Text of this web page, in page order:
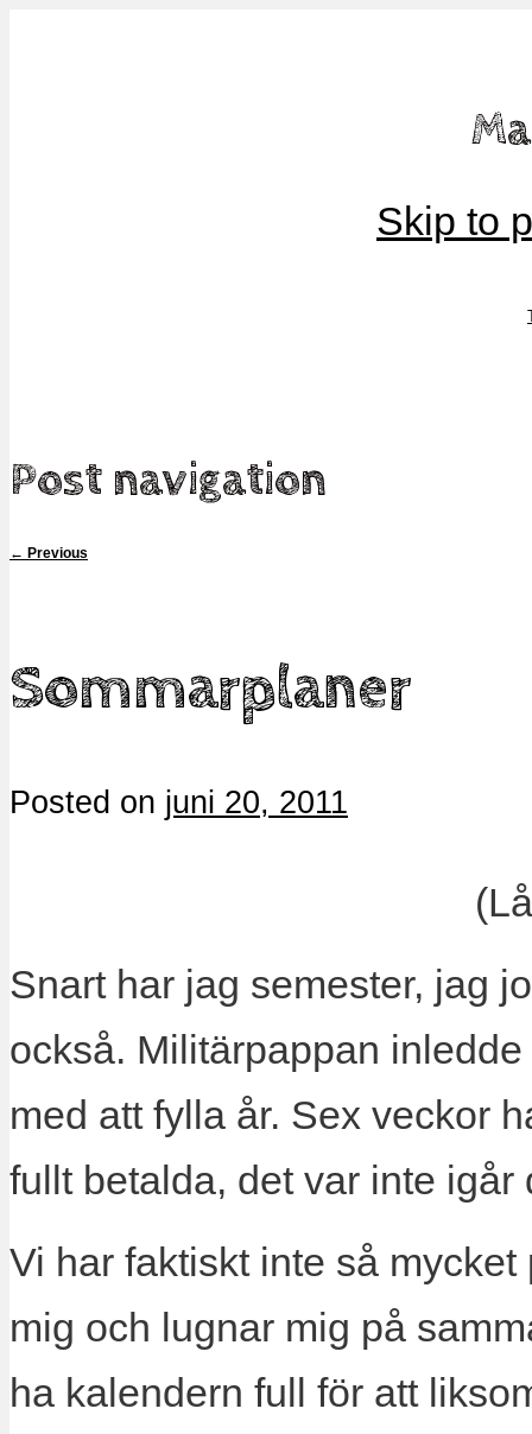
Skip to
Post navigation
← Previous
Sommarplaner
Posted on juni 20, 2011
Snart har jag semester, jag
också. Militärpappan
med att fylla år. Sex veckor
fullt betalda, det var inte igår
Vi har faktiskt inte så
mig och lugnar mig på
ha kalendern full för att